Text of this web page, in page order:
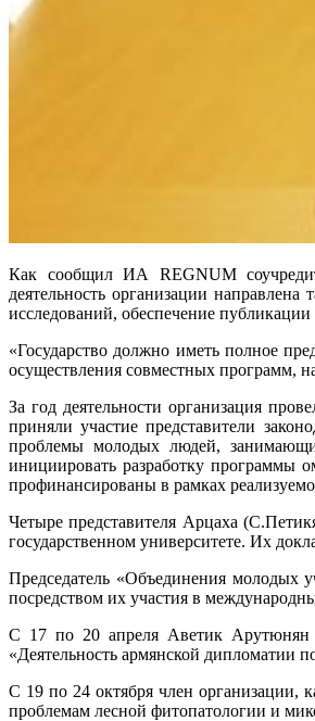
Как сообщил ИА REGNUM
деятельность организации
исследований, обеспечение
«Государство должно иметь полное
осуществления совместных программ,
За год деятельности организация
приняли участие представители
проблемы молодых людей,
инициировать разработку программы
профинансированы в рамках
Четыре представителя Арцаха
государственном университете. Их
Председатель «Объединения молодых
посредством их участия в
С 17 по 20 апреля Аветик Арутюнян
«Деятельность армянской дипломатии
С 19 по 24 октября член организации,
проблемам лесной фитопатологии и